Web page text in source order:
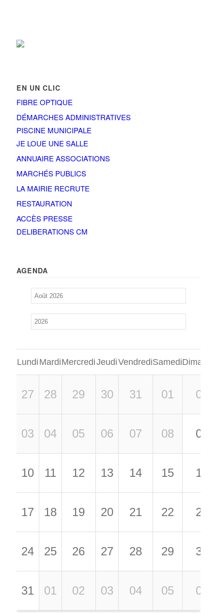
EN UN CLIC
FIBRE OPTIQUE
DÉMARCHES ADMINISTRATIVES
PISCINE MUNICIPALE
JE LOUE UNE SALLE
ANNUAIRE ASSOCIATIONS
MARCHÉS PUBLICS
LA MAIRIE RECRUTE
RESTAURATION
ACCÈS PRESSE
DELIBERATIONS CM
AGENDA
Lundi MardiMercrediJeudiVendrediSamedi
27 28 29 30 31 01 02
03 04 05 06 07 08 09
10 11 12 13 14 15 16
17 18 19 20 21 22 23
24 25 26 27 28 29 30
31 01 02 03 04 05 06